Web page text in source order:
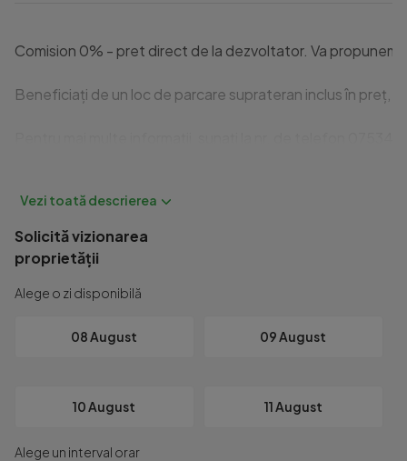
Comision 0% - pret direct de la dezvoltator. Va propunem
Beneficiați de un loc de parcare suprateran inclus în preț,
Solicită vizionarea
proprietății
Alege o zi disponibilă
08 August 09 August
10 August 11 August
Alege un interval orar